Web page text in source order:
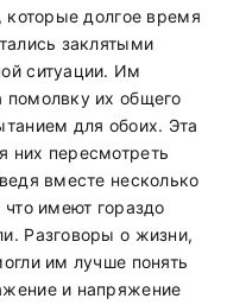
которые долгое время
заклятыми
ситуации. Им
помолвку их общего
для обоих. Эта
них пересмотреть
вместе несколько
имеют гораздо
Разговоры о жизни,
им лучше понять
и напряжение